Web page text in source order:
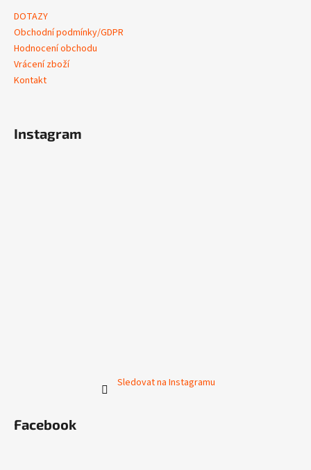
DOTAZY
Obchodní podmínky/GDPR
Hodnocení obchodu
Vrácení zboží
Kontakt
Instagram
Sledovat na Instagramu
Facebook